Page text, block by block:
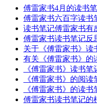
傅雷家书4月的读书
傅雷家书六百字读书
读书笔记傅雷家书有
傅雷家书读书笔记反
关于《傅雷家书》读
有关《傅雷家书》的
《傅雷家书》读书笔
《傅雷家书》的阅读
《傅雷家书》的读书
傅雷家书读书笔记的